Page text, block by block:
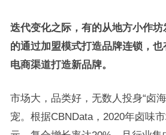
迭代变化之际，有的从地方小作
的通过加盟模式打造品牌连锁，
电商渠道打造新品牌。
市场大，品类好，无数人投身“卤
宠。根据CBNData，2020年卤味